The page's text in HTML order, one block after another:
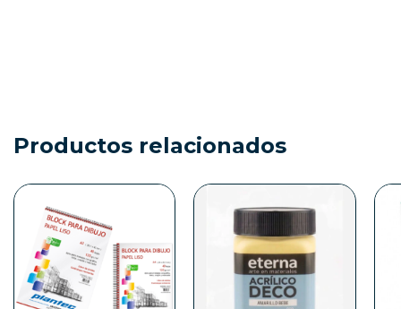
Productos relacionados